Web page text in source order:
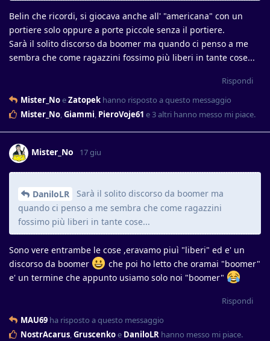
Belin che ricordi, si giocava anche all' "americana" con un
portiere solo oppure a porte piccole senza il portiere.
Sarà il solito discorso da boomer ma quando ci penso a me
sembra che come ragazzini fossimo più liberi in tante cose...
Rispondi
Mister_NoeZatopek hanno risposto a questo messaggio
Mister_No Giammi PieroVoje61 e 3altri hanno messo mi piace.
Mister_No 17 giu
DaniloLR
Sarà il solito discorso da boomer ma
quando ci penso a me sembra che come ragazzini
fossimo più liberi in tante cose...
Sono vere entrambe le cose ,eravamo piuì "liberi" ed e' un
discorso da boomer
che poi ho letto che oramai "boomer"
e' un termine che appunto usiamo solo noi "boomer"
Rispondi
MAU69 ha risposto a questo messaggio
NostrAcarus,Gruscenkoe DaniloLR hanno messo mi piace.